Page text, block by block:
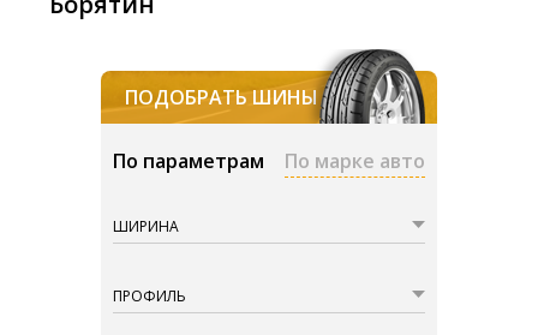
ПОДОБРАТЬ ШИНЫ
По параметрам По марке авто
ШИРИНА
ПРОФИЛЬ